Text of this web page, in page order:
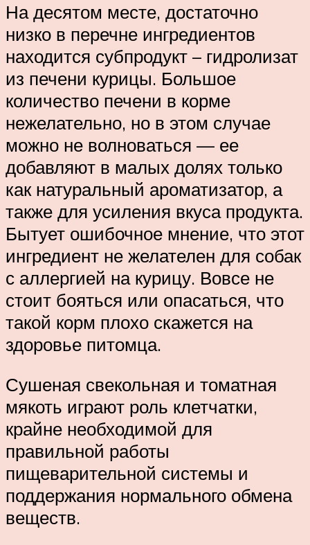
На десятом месте, достаточно
низко в перечне ингредиентов
находится субпродукт – гидролизат
из печени курицы. Большое
количество печени в корме
нежелательно, но в этом случае
можно не волноваться — ее
добавляют в малых долях только
как натуральный ароматизатор, а
также для усиления вкуса продукта.
Бытует ошибочное мнение, что этот
ингредиент не желателен для собак
с аллергией на курицу. Вовсе не
стоит бояться или опасаться, что
такой корм плохо скажется на
здоровье питомца.
Сушеная свекольная и томатная
мякоть играют роль клетчатки,
крайне необходимой для
правильной работы
пищеварительной системы и
поддержания нормального обмена
веществ.